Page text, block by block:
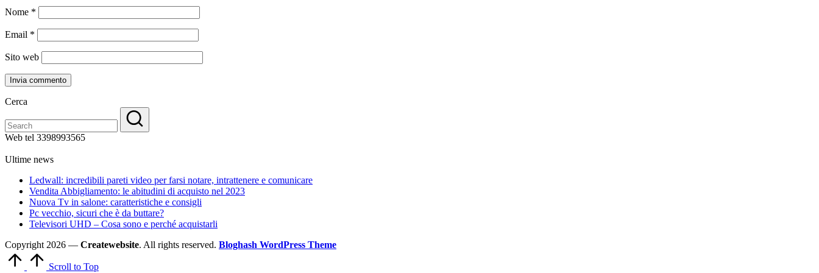
Nome *
Email *
Sito web
Cerca
Web tel 3398993565
Ultime news
Ledwall: incredibili pareti video per farsi notare, intrattenere e comunicare
Vendita Abbigliamento: le abitudini di acquisto nel 2023
Nuova Tv in salone: caratteristiche e consigli
Pc vecchio, sicuri che è da buttare?
Televisori UHD – Cosa sono e perché acquistarli
Copyright 2026 — Createwebsite. All rights reserved. Bloghash WordPress Theme
Scroll to Top